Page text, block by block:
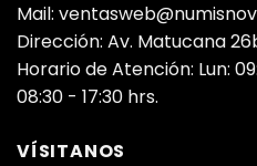
Mail:
Dirección: Av. Matucana
Horario de Atención: Lun:
08:30 - 17:30 hrs.
VÍSITANOS